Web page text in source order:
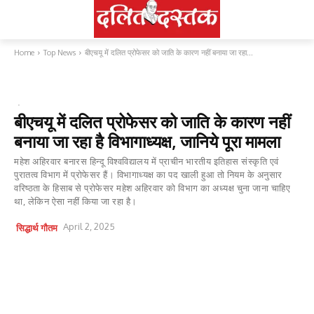
Home Top News बीएचयू में दलित प्रोफेसर को जाति के कारण नहीं बनाया जा रहा...
बीएचयू में दलित प्रोफेसर को जाति के कारण नहीं
बनाया जा रहा है विभागाध्यक्ष, जानिये पूरा मामला
महेश अहिरवार बनारस हिन्दू विश्वविद्यालय में प्राचीन भारतीय इतिहास संस्कृति एवं
पुरातत्व विभाग में प्रोफेसर हैं। विभागाध्यक्ष का पद खाली हुआ तो नियम के अनुसार
वरिष्ठता के हिसाब से प्रोफेसर महेश अहिरवार को विभाग का अध्यक्ष चुना जाना चाहिए
था, लेकिन ऐसा नहीं किया जा रहा है।
सिद्धार्थ गौतम April 2, 2025